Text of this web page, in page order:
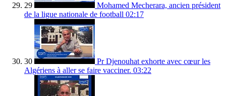
29
Mohamed Mecherara, ancien président
de la ligue nationale de football 02:17
30
Pr Djenouhat exhorte avec cœur les
Algériens à aller se faire vacciner. 03:22